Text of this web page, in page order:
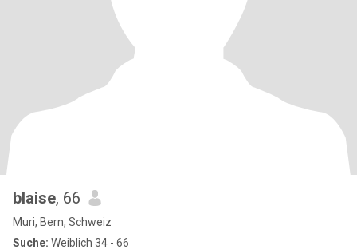
blaise, 66
Muri, Bern, Schweiz
Suche: Weiblich 34 - 66